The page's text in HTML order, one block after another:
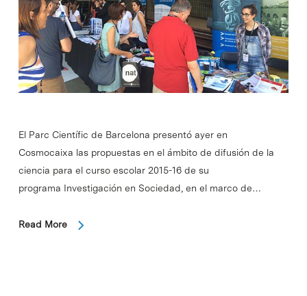
El Parc Científic de Barcelona presentó ayer en
Cosmocaixa las propuestas en el ámbito de difusión de la
ciencia para el curso escolar 2015-16 de su
programa Investigación en Sociedad, en el marco de…
Read More